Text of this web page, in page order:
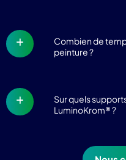
Combien de
peinture ?
Sur quels
LuminoKrom® ?